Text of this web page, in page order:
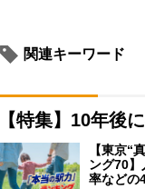
関連キーワード
【特集】10年後
【東京“
ング70】
率などの